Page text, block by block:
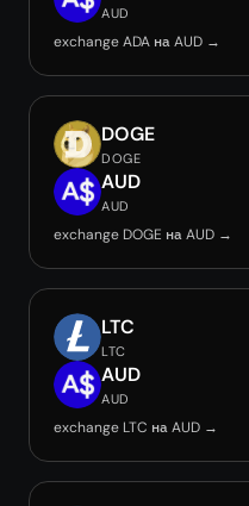
AUD
exchange ADA на AUD →
DOGE
DOGE
AUD
AUD
exchange DOGE на AUD →
LTC
LTC
AUD
AUD
exchange LTC на AUD →